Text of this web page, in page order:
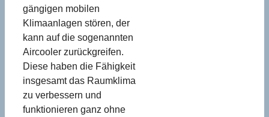
gängigen mobilen
Klimaanlagen stören, der
kann auf die sogenannten
Aircooler zurückgreifen.
Diese haben die Fähigkeit
insgesamt das Raumklima
zu verbessern und
funktionieren ganz ohne